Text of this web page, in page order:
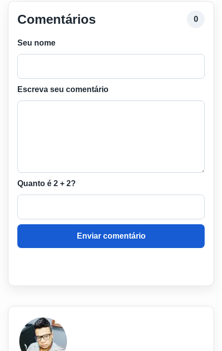
Comentários 0
Seu nome
Escreva seu comentário
Quanto é 2 + 2?
Enviar comentário